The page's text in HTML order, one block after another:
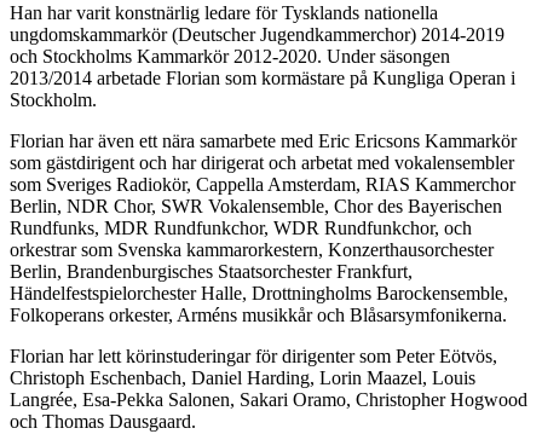
Han har varit konstnärlig ledare för Tysklands nationella
ungdomskammarkör (Deutscher Jugendkammerchor) 2014-2019
och Stockholms Kammarkör 2012-2020. Under säsongen
2013/2014 arbetade Florian som kormästare på Kungliga Operan i
Stockholm.
Florian har även ett nära samarbete med Eric Ericsons Kammarkör
som gästdirigent och har dirigerat och arbetat med vokalensembler
som Sveriges Radiokör, Cappella Amsterdam, RIAS Kammerchor
Berlin, NDR Chor, SWR Vokalensemble, Chor des Bayerischen
Rundfunks, MDR Rundfunkchor, WDR Rundfunkchor, och
orkestrar som Svenska kammarorkestern, Konzerthausorchester
Berlin, Brandenburgisches Staatsorchester Frankfurt,
Händelfestspielorchester Halle, Drottningholms Barockensemble,
Folkoperans orkester, Arméns musikkår och Blåsarsymfonikerna.
Florian har lett körinstuderingar för dirigenter som Peter Eötvös,
Christoph Eschenbach, Daniel Harding, Lorin Maazel, Louis
Langrée, Esa-Pekka Salonen, Sakari Oramo, Christopher Hogwood
och Thomas Dausgaard.